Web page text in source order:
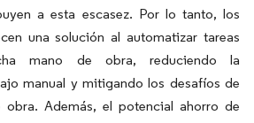
a esta escasez. Por lo tanto, los
una solución al automatizar tareas
mano de obra, reduciendo la
manual y mitigando los desafíos de
obra. Además, el potencial ahorro de